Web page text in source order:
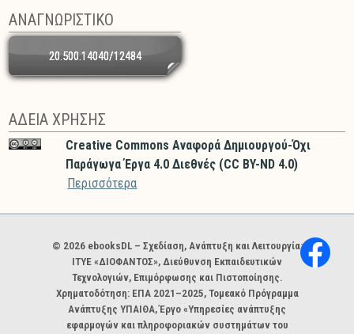
ΑΝΑΓΝΩΡΙΣΤΙΚΟ
20.500.14040/12484
ΑΔΕΙΑ ΧΡΗΣΗΣ
Creative Commons Αναφορά Δημιουργού-Όχι
Παράγωγα Έργα 4.0 Διεθνές (CC BY-ND 4.0)
Περισσότερα
Χορηγοί και φορείς
© 2026 ebooksDL – Σχεδίαση, Ανάπτυξη και Λειτουργία:
ΙΤΥΕ «ΔΙΟΦΑΝΤΟΣ», Διεύθυνση Εκπαιδευτικών
Τεχνολογιών, Επιμόρφωσης και Πιστοποίησης.
Χρηματοδότηση: ΕΠΑ 2021–2025, Τομεακό Πρόγραμμα
Ανάπτυξης ΥΠΑΙΘΑ, Έργο «Υπηρεσίες ανάπτυξης
εφαρμογών και πληροφοριακών συστημάτων του